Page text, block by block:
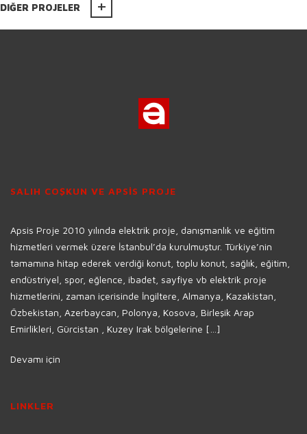
DIĞER PROJELER
SALIH COŞKUN VE APSİS PROJE
Apsis Proje 2010 yılında elektrik proje, danışmanlık ve eğitim
hizmetleri vermek üzere İstanbul’da kurulmuştur. Türkiye’nin
tamamına hitap ederek verdiği konut, toplu konut, sağlık, eğitim,
endüstriyel, spor, eğlence, ibadet, sayfiye vb elektrik proje
hizmetlerini, zaman içerisinde İngiltere, Almanya, Kazakistan,
Özbekistan, Azerbaycan, Polonya, Kosova, Birleşik Arap
Emirlikleri, Gürcistan , Kuzey Irak bölgelerine […]
Devamı için
LINKLER